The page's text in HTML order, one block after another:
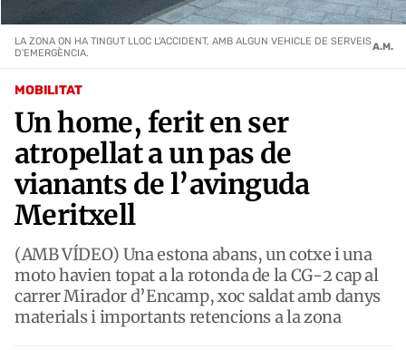
MOBILITAT
Un home, ferit en ser
atropellat a un pas de
vianants de l’avinguda
Meritxell
(AMB VÍDEO) Una estona abans, un cotxe i una
moto havien topat a la rotonda de la CG-2 cap al
carrer Mirador d’Encamp, xoc saldat amb danys
materials i importants retencions a la zona
LA ZONA ON HA TINGUT LLOC L'ACCIDENT, AMB ALGUN VEHICLE DE SERVEIS
D'EMERGÈNCIA.
A.M.